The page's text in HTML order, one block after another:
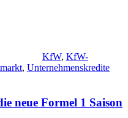
KfW, KfW-
, Unternehmenskredite
neue Formel 1 Saison